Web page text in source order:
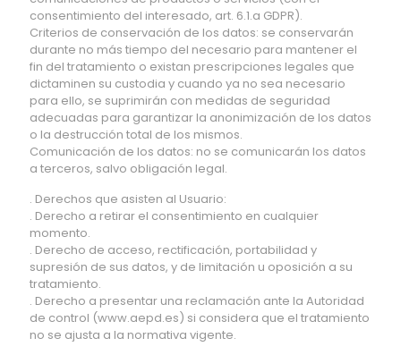
consentimiento del interesado, art. 6.1.a GDPR).
Criterios de conservación de los datos: se conservarán
durante no más tiempo del necesario para mantener el
fin del tratamiento o existan prescripciones legales que
dictaminen su custodia y cuando ya no sea necesario
para ello, se suprimirán con medidas de seguridad
adecuadas para garantizar la anonimización de los datos
o la destrucción total de los mismos.
Comunicación de los datos: no se comunicarán los datos
a terceros, salvo obligación legal.
. Derechos que asisten al Usuario:
. Derecho a retirar el consentimiento en cualquier
momento.
. Derecho de acceso, rectificación, portabilidad y
supresión de sus datos, y de limitación u oposición a su
tratamiento.
. Derecho a presentar una reclamación ante la Autoridad
de control (www.aepd.es) si considera que el tratamiento
no se ajusta a la normativa vigente.